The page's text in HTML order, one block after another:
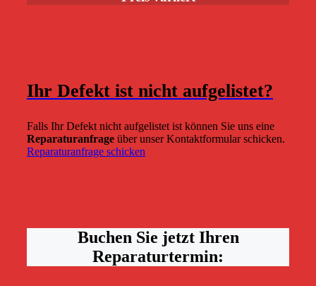
Ihr Defekt ist nicht aufgelistet?
Falls Ihr Defekt nicht aufgelistet ist können Sie uns eine
Reparaturanfrage über unser Kontaktformular schicken.
Reparaturanfrage schicken
Buchen Sie jetzt Ihren
Reparaturtermin: